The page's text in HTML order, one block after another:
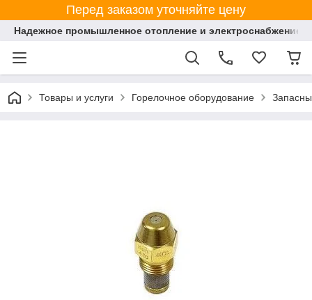
Перед заказом уточняйте цену
Надежное промышленное отопление и электроснабжение
Товары и услуги Горелочное оборудование